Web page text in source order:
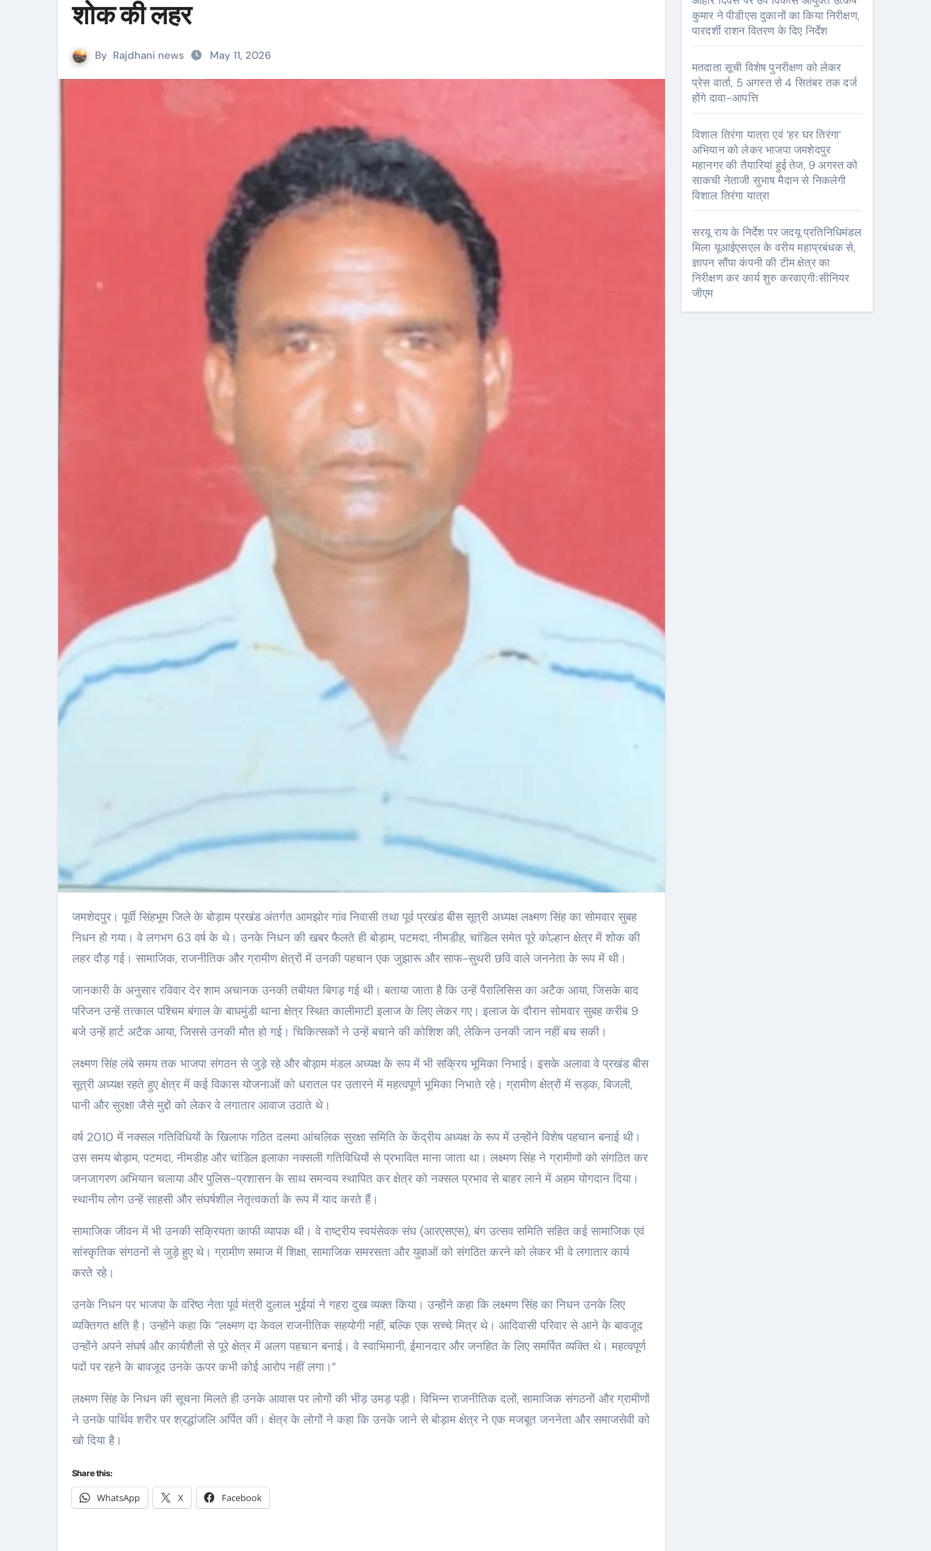
शोक की लहर
By Rajdhani news May 11, 2026
जमशेदपुर। पूर्वी सिंहभूम जिले के बोड़ाम प्रखंड अंतर्गत आमझोर गांव निवासी तथा पूर्व प्रखंड बीस सूत्री अध्यक्ष लक्ष्मण सिंह का सोमवार सुबह
निधन हो गया। वे लगभग 63 वर्ष के थे। उनके निधन की खबर फैलते ही बोड़ाम, पटमदा, नीमडीह, चांडिल समेत पूरे कोल्हान क्षेत्र में शोक की
लहर दौड़ गई। सामाजिक, राजनीतिक और ग्रामीण क्षेत्रों में उनकी पहचान एक जुझारू और साफ-सुथरी छवि वाले जननेता के रूप में थी।
जानकारी के अनुसार रविवार देर शाम अचानक उनकी तबीयत बिगड़ गई थी। बताया जाता है कि उन्हें पैरालिसिस का अटैक आया, जिसके बाद
परिजन उन्हें तत्काल पश्चिम बंगाल के बाघमुंडी थाना क्षेत्र स्थित कालीमाटी इलाज के लिए लेकर गए। इलाज के दौरान सोमवार सुबह करीब 9
बजे उन्हें हार्ट अटैक आया, जिससे उनकी मौत हो गई। चिकित्सकों ने उन्हें बचाने की कोशिश की, लेकिन उनकी जान नहीं बच सकी।
लक्ष्मण सिंह लंबे समय तक भाजपा संगठन से जुड़े रहे और बोड़ाम मंडल अध्यक्ष के रूप में भी सक्रिय भूमिका निभाई। इसके अलावा वे प्रखंड बीस
सूत्री अध्यक्ष रहते हुए क्षेत्र में कई विकास योजनाओं को धरातल पर उतारने में महत्वपूर्ण भूमिका निभाते रहे। ग्रामीण क्षेत्रों में सड़क, बिजली,
पानी और सुरक्षा जैसे मुद्दों को लेकर वे लगातार आवाज उठाते थे।
वर्ष 2010 में नक्सल गतिविधियों के खिलाफ गठित दलमा आंचलिक सुरक्षा समिति के केंद्रीय अध्यक्ष के रूप में उन्होंने विशेष पहचान बनाई थी।
उस समय बोड़ाम, पटमदा, नीमडीह और चांडिल इलाका नक्सली गतिविधियों से प्रभावित माना जाता था। लक्ष्मण सिंह ने ग्रामीणों को संगठित कर
जनजागरण अभियान चलाया और पुलिस-प्रशासन के साथ समन्वय स्थापित कर क्षेत्र को नक्सल प्रभाव से बाहर लाने में अहम योगदान दिया।
स्थानीय लोग उन्हें साहसी और संघर्षशील नेतृत्वकर्ता के रूप में याद करते हैं।
सामाजिक जीवन में भी उनकी सक्रियता काफी व्यापक थी। वे राष्ट्रीय स्वयंसेवक संघ (आरएसएस), बंग उत्सव समिति सहित कई सामाजिक एवं
सांस्कृतिक संगठनों से जुड़े हुए थे। ग्रामीण समाज में शिक्षा, सामाजिक समरसता और युवाओं को संगठित करने को लेकर भी वे लगातार कार्य
करते रहे।
उनके निधन पर भाजपा के वरिष्ठ नेता पूर्व मंत्री दुलाल भुईयां ने गहरा दुख व्यक्त किया। उन्होंने कहा कि लक्ष्मण सिंह का निधन उनके लिए
व्यक्तिगत क्षति है। उन्होंने कहा कि “लक्ष्मण दा केवल राजनीतिक सहयोगी नहीं, बल्कि एक सच्चे मित्र थे। आदिवासी परिवार से आने के बावजूद
उन्होंने अपने संघर्ष और कार्यशैली से पूरे क्षेत्र में अलग पहचान बनाई। वे स्वाभिमानी, ईमानदार और जनहित के लिए समर्पित व्यक्ति थे। महत्वपूर्ण
पदों पर रहने के बावजूद उनके ऊपर कभी कोई आरोप नहीं लगा।”
लक्ष्मण सिंह के निधन की सूचना मिलते ही उनके आवास पर लोगों की भीड़ उमड़ पड़ी। विभिन्न राजनीतिक दलों, सामाजिक संगठनों और ग्रामीणों
ने उनके पार्थिव शरीर पर श्रद्धांजलि अर्पित की। क्षेत्र के लोगों ने कहा कि उनके जाने से बोड़ाम क्षेत्र ने एक मजबूत जननेता और समाजसेवी को
खो दिया है।
Share this:
WhatsApp X Facebook
कुमार ने पीडीएस दुकानों का किया निरीक्षण,
पारदर्शी राशन वितरण के दिए निर्देश
मतदाता सूची विशेष पुनरीक्षण को लेकर
प्रेस वार्ता, 5 अगस्त से 4 सितंबर तक दर्ज
होंगे दावा-आपत्ति
विशाल तिरंगा यात्रा एवं ‘हर घर तिरंगा’
अभियान को लेकर भाजपा जमशेदपुर
महानगर की तैयारियां हुई तेज, 9 अगस्त को
साकची नेताजी सुभाष मैदान से निकलेगी
विशाल तिरंगा यात्रा
सरयू राय के निर्देश पर जदयू प्रतिनिधिमंडल
मिला यूआईएसएल के वरीय महाप्रबंधक से,
ज्ञापन सौंपा कंपनी की टीम क्षेत्र का
निरीक्षण कर कार्य शुरु करवाएगीःसीनियर
जीएम